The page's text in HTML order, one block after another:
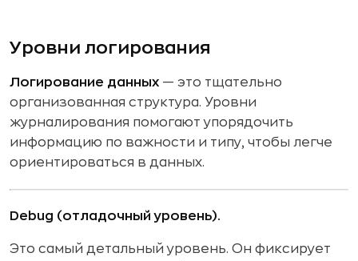
Уровни логирования
Логирование данных — это тщательно
организованная структура. Уровни
журналирования помогают упорядочить
информацию по важности и типу, чтобы легче
ориентироваться в данных.
Debug (отладочный уровень).
Это самый детальный уровень. Он фиксирует